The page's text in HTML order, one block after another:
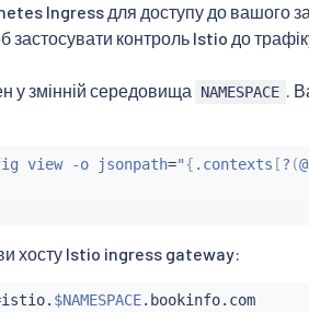
Ingress для доступу до вашого
контроль Istio до
у змінній середовища NAMESPACE .
view -o jsonpath="{ .contexts [? (
хосту Istio ingress gateway:
istio. $NAMESPACE.bookinfo.com